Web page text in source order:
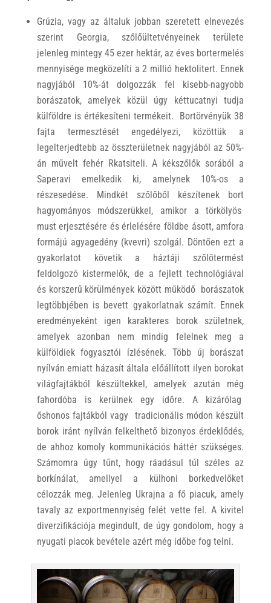
Grúzia, vagy az általuk jobban szeretett elnevezés
szerint Georgia, szőlőültetvényeinek területe
jelenleg mintegy 45 ezer hektár, az éves bortermelés
mennyisége megközelíti a 2 millió hektolitert. Ennek
nagyjából 10%-át dolgozzák fel kisebb-nagyobb
borászatok, amelyek közül úgy kéttucatnyi tudja
külföldre is értékesíteni termékeit. Bortörvényük 38
fajta termesztését engedélyezi, közöttük a
legelterjedtebb az összterületnek nagyjából az 50%-
án művelt fehér Rkatsiteli. A kékszőlők sorából a
Saperavi emelkedik ki, amelynek 10%-os a
részesedése. Mindkét szőlőből készítenek bort
hagyományos módszerükkel, amikor a törkölyös
must erjesztésére és érlelésére földbe ásott, amfora
formájú agyagedény (kvevri) szolgál. Döntően ezt a
gyakorlatot követik a háztáji szőlőtermést
feldolgozó kistermelők, de a fejlett technológiával
és korszerű körülmények között működő borászatok
legtöbbjében is bevett gyakorlatnak számít. Ennek
eredményeként igen karakteres borok születnek,
amelyek azonban nem mindig felelnek meg a
külföldiek fogyasztói ízlésének. Több új borászat
nyílván emiatt házasít általa előállított ilyen borokat
világfajtákból készültekkel, amelyek azután még
fahordóba is kerülnek egy időre. A kizárólag
őshonos fajtákból vagy tradicionális módon készült
borok iránt nyílván felkelthető bizonyos érdeklődés,
de ahhoz komoly kommunikációs háttér szükséges.
Számomra úgy tűnt, hogy ráadásul túl széles az
borkínálat, amellyel a külhoni borkedvelőket
célozzák meg. Jelenleg Ukrajna a fő piacuk, amely
tavaly az exportmennyiség felét vette fel. A kivitel
diverzifikációja megindult, de úgy gondolom, hogy a
nyugati piacok bevétele azért még időbe fog telni.